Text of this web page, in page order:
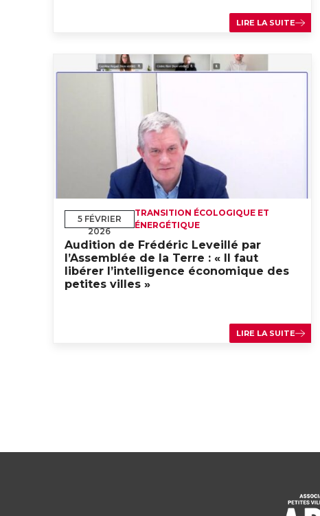
LIRE LA SUITE
5 FÉVRIER
2026
TRANSITION ÉCOLOGIQUE ET
ÉNERGÉTIQUE
Audition de Frédéric Leveillé par
l’Assemblée de la Terre : « Il faut
libérer l’intelligence économique des
petites villes »
LIRE LA SUITE